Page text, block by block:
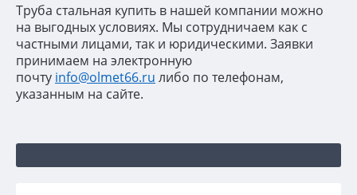
Труба стальная купить в нашей компании можно
на выгодных условиях. Мы сотрудничаем как с
частными лицами, так и юридическими. Заявки
принимаем на электронную
почту info@olmet66.ru либо по телефонам,
указанным на сайте.